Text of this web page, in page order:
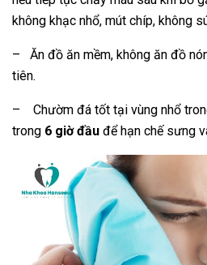
không khạc nhổ, mút chíp, không
– Ăn đồ ăn mềm, không ăn đồ
tiên.
– Chườm đá tốt tại vùng nhổ
trong 6 giờ đầu để hạn chế sưng